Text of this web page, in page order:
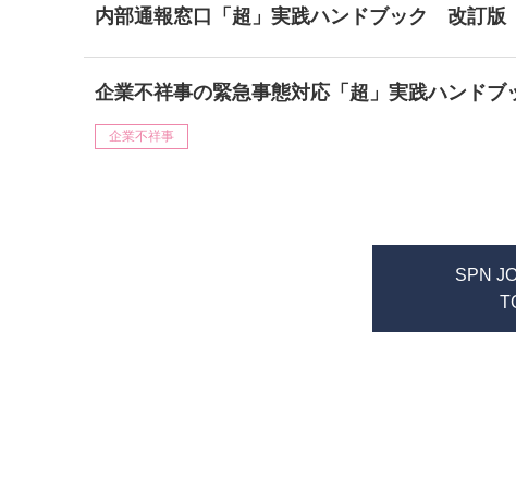
内部通報窓口「超」実践ハンドブック 改訂版
企業不祥事の緊急事態対応「超」実践ハンドブ
企業不祥事
SPN